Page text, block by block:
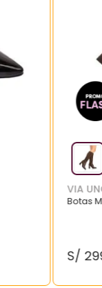
VIA
Botas
S/